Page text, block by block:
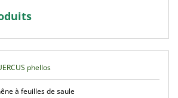
phellos
à feuilles de saule